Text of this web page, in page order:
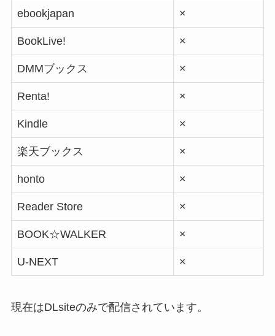
ebookjapan ×
BookLive! ×
DMMブックス ×
Renta! ×
Kindle ×
楽天ブックス ×
honto ×
Reader Store ×
BOOK☆WALKER ×
U-NEXT ×
現在はDLsiteのみで配信されています。